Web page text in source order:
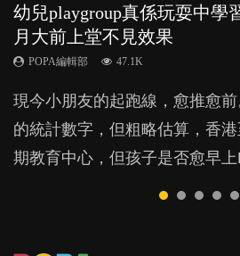
幼兒playgroup真係玩耍中學
月大前上堂不見效果
POPA編輯部 47.1K
現今小朋友的起跑線，愈推愈
的統計數字，但粗略估算，香
期教育中心，但孩子是否愈早
幼稚園遊戲課 如何刺激幼兒
與懲罰？
POPA編輯部 33.1K
由美國學者所創的 tools of the
戲方式學習，學術能力和自制
友優勝，到底這課程有何特別
老公患產後憂鬱症對BB的影
POPA編輯部 15.9K
鬱，影響日常生活，嚴重的甚
朋友的念頭。但為何爸爸患上
覺？...
全職好？在職好？｜全職媽
力與價值
POPA編輯部 25.8K
許多媽媽心底可能都有一刻掙
是在職好。雖說每個家庭都有
因素，但原來全職和在職媽媽所
BB口腔期乜都放入口，父母
POPA編輯部 25.5K
成吮手指的習慣，大個就很難
他們放東西入口，隨時會影響